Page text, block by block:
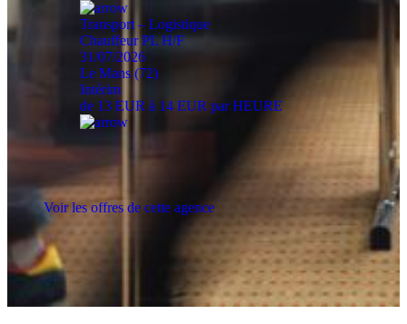
Transport – Logistique
Chauffeur PL H/F
31/07/2026
Le Mans (72)
Intérim
de 13 EUR à 14 EUR par HEURE
Voir les offres de cette agence